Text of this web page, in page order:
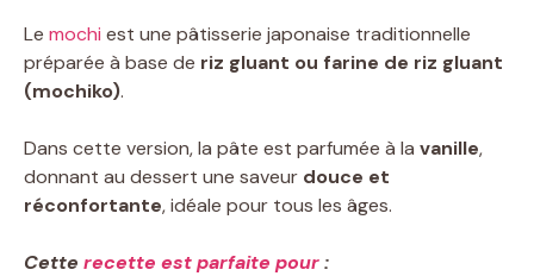
Le mochi est une pâtisserie japonaise traditionnelle
préparée à base de riz gluant ou farine de riz gluant
(mochiko).
Dans cette version, la pâte est parfumée à la vanille,
donnant au dessert une saveur douce et
réconfortante, idéale pour tous les âges.
Cette recette est parfaite pour: